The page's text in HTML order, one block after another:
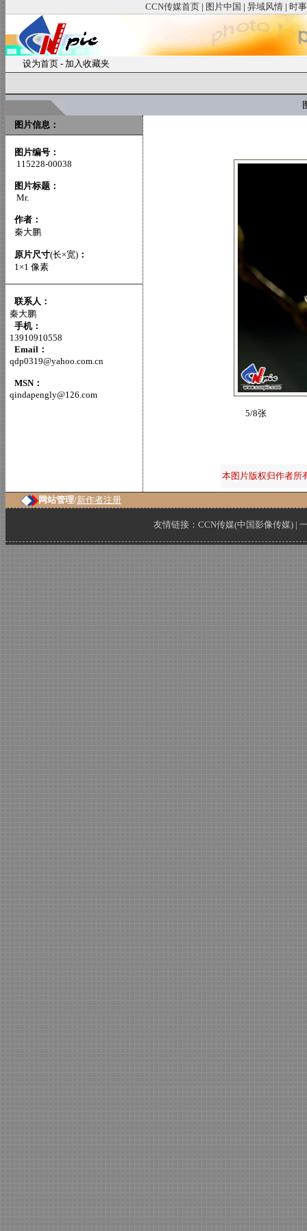
CCN传媒首页 | 图片中国 | 异域风情 | 时
设为首页 - 加入收藏夹
图片信息：
图片编号：
115228-00038
图片标题：
Mr.
作者：
秦大鹏
原片尺寸(长×宽) ：
1×1 像素
联系人：
秦大鹏
手机：
13910910558
Email：
qdp0319@yahoo.com.cn
MSN：
qindapengly@126.com
5/8张
本图片版权归作者所
网站管理/新作者注册
友情链接： CCN传媒(中国影像传媒) |